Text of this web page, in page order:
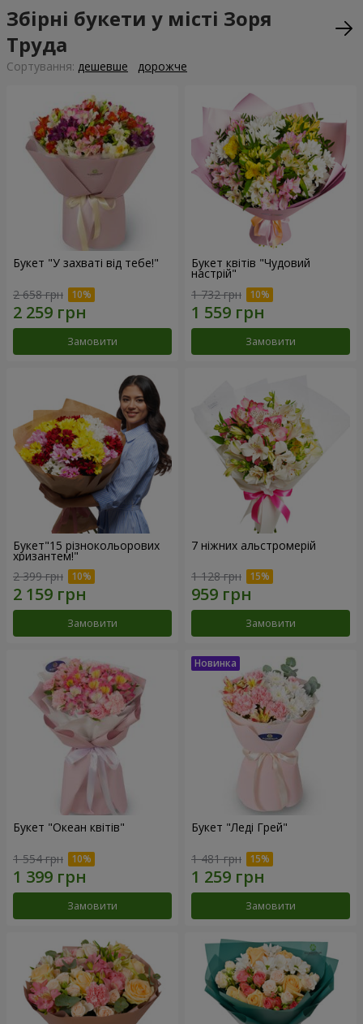
Збірні букети у місті Зоря
Труда
Сортування: дешевше дорожче
Букет "У захваті від тебе!"
2 658 грн
Замовити
Букет квітів "Чудовий
настрій"
1 732 грн
Замовити
Букет"15 різнокольорових
хризантем!"
2 399 грн
Замовити
7 ніжних альстромерій
1 128 грн
Замовити
Букет "Океан квітів"
1 554 грн
Замовити
Букет "Леді Грей"
1 481 грн
Замовити